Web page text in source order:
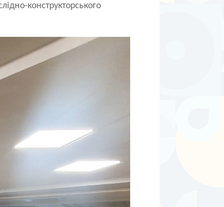
конструкторського